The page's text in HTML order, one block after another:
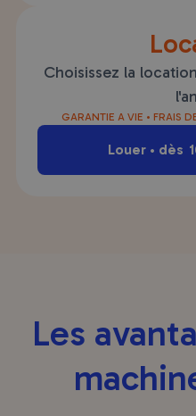
Choisissez la
GARANTIE A VIE • FRAIS
Louer • dès
Les